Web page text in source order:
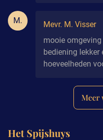
M.
Mevr. M. Visser
mooie
bediening lekker
hoeveelheden
Meer
Het Spijshuys